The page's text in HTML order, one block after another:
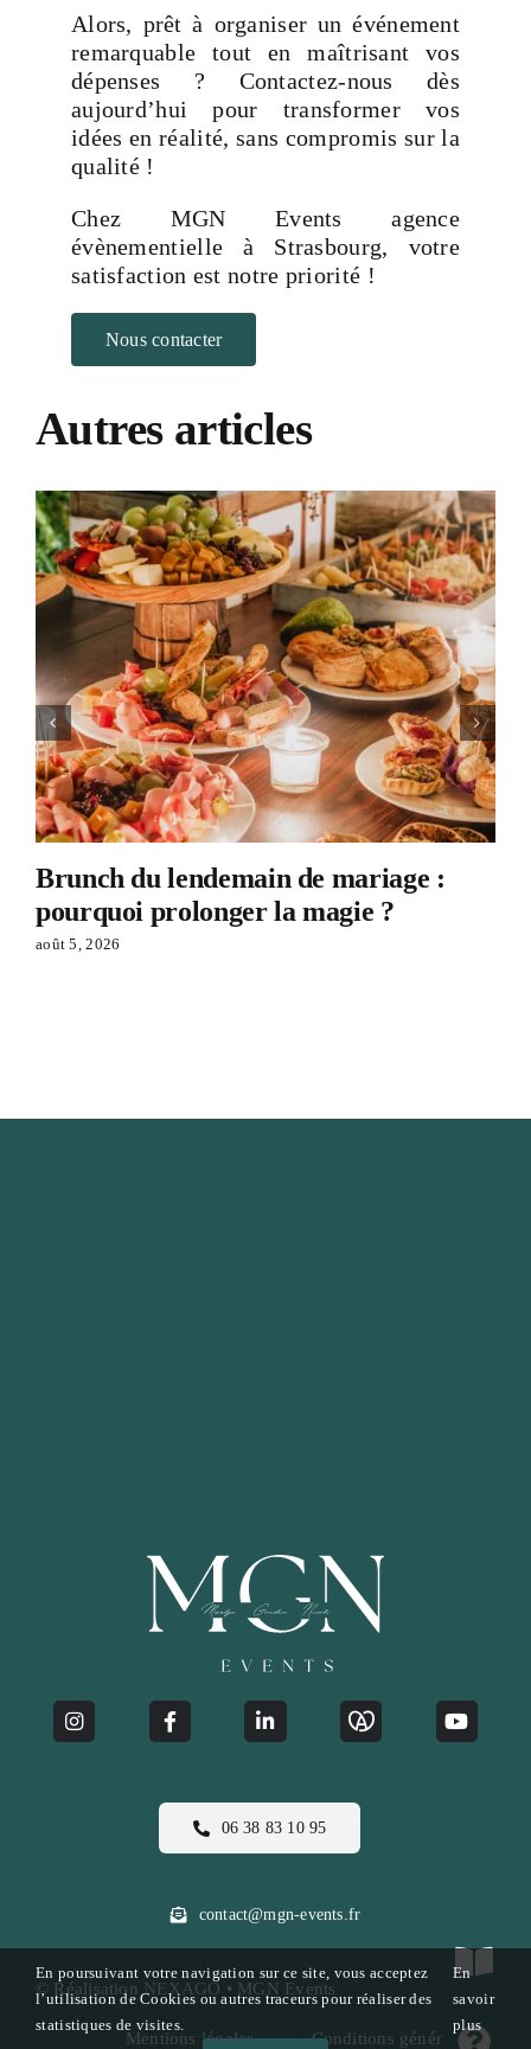
Alors, prêt à organiser un événement
remarquable tout en maîtrisant vos
dépenses ? Contactez-nous dès
aujourd’hui pour transformer vos
idées en réalité, sans compromis sur la
qualité !
Chez MGN Events agence
évènementielle à Strasbourg, votre
satisfaction est notre priorité !
Nous contacter
Autres articles
Brunch du lendemain de mariage :
pourquoi prolonger la magie ?
août 5, 2026
© Réalisation NEXAGO • MGN Events
Mentions légales Conditions générales
06 38 83 10 95
contact@mgn-events.fr
En poursuivant votre navigation sur ce site, vous acceptez
l’utilisation de Cookies ou autres traceurs pour réaliser des
statistiques de visites.
En
savoir
plus